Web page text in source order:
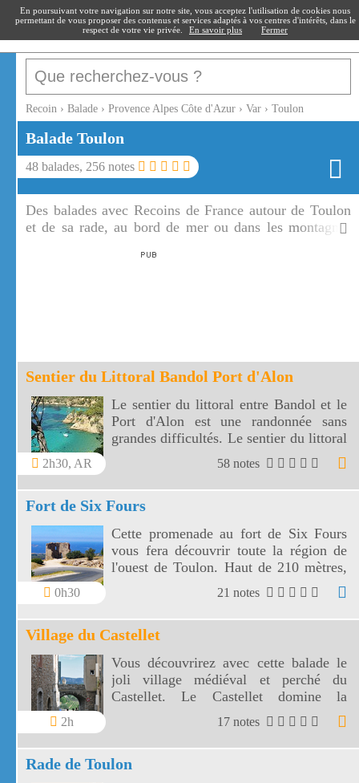
recoin.fr
Recoin › Balade › Provence Alpes Côte d'Azur › Var › Toulon
Balade Toulon
48 balades, 256 notes
Des balades avec Recoins de France autour de Toulon
et de sa rade, au bord de mer ou dans les montagnes
Sentier du Littoral Bandol Port d'Alon
2h30, AR
Le sentier du littoral entre Bandol et le
Port d'Alon est une randonnée sans
grandes difficultés. Le sentier du littoral
Bandol Port d'Alon offre des paysages
58 notes
Fort de Six Fours
0h30
Cette promenade au fort de Six Fours
vous fera découvrir toute la région de
l'ouest de Toulon. Haut de 210 mètres,
le fort de Six Fours vous offre un vaste
panorama vers une côte découpée, des
montagnes toulonnaises jusqu' aux îles
de Marseille.
21 notes
Village du Castellet
2h
Vous découvrirez avec cette balade le
joli village médiéval et perché du
Castellet. Le Castellet domine la
campagne provençale, plantée de
vignes, d'oliviers et de cyprès
17 notes
Rade de Toulon
En poursuivant votre navigation sur notre site, vous acceptez l'utilisation de cookies nous
permettant de vous proposer des contenus et services adaptés à vos centres d'intérêts, dans le
respect de votre vie privée.
En savoir plus Fermer